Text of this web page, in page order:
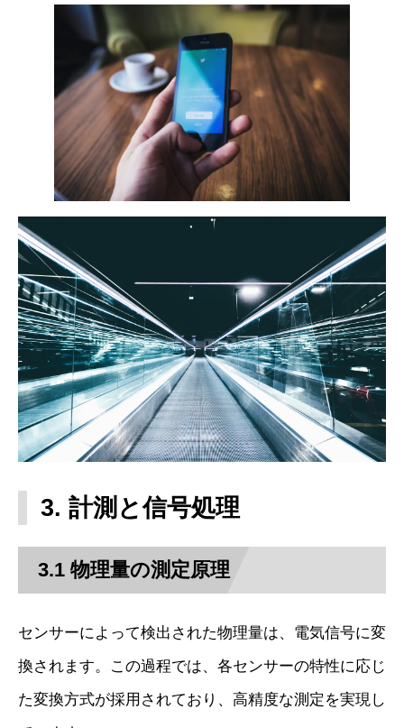
3. 計測と信号処理
3.1 物理量の測定原理
センサーによって検出された物理量は、電気信号に変
換されます。この過程では、各センサーの特性に応じ
た変換方式が採用されており、高精度な測定を実現し